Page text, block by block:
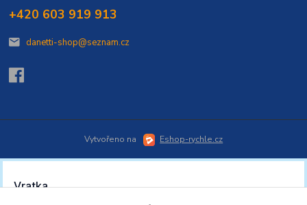
+420 603 919 913
danetti-shop@seznam.cz
Vytvořeno na Eshop-rychle.cz